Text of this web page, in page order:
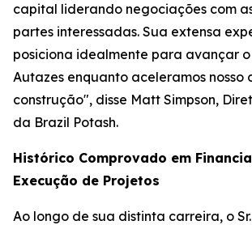
capital liderando negociações com
partes interessadas. Sua extensa
posiciona idealmente para avançar
Autazes enquanto aceleramos nosso
construção", disse Matt Simpson,
da Brazil Potash.
Histórico Comprovado em
Execução de Projetos
Ao longo de sua distinta carreira, o